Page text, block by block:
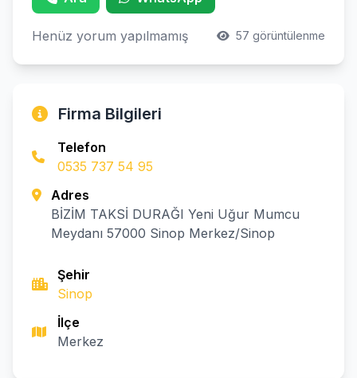
Henüz yorum yapılmamış 57 görüntülenme
Firma Bilgileri
Telefon
0535 737 54 95
Adres
BİZİM TAKSİ DURAĞI Yeni Uğur Mumcu
Meydanı 57000 Sinop Merkez/Sinop
Şehir
Sinop
İlçe
Merkez